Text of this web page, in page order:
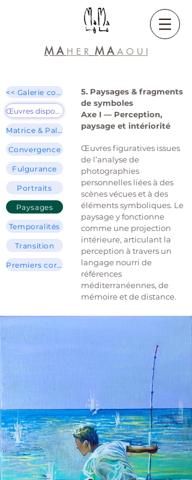
M A H E R M A A O U I
<< Galerie complète
Matrice & Palimpseste
Convergence
Fulgurance
Portraits
Paysages
Temporalités
Transition
Premiers corpus
5. Paysages & fragments
de symboles
Axe I — Perception,
paysage et intériorité
Œuvres figuratives issues
de l’analyse de
photographies
personnelles liées à des
scènes vécues et à des
éléments symboliques. Le
paysage y fonctionne
comme une projection
intérieure, articulant la
perception à travers un
langage nourri de
références
méditerranéennes, de
mémoire et de distance.